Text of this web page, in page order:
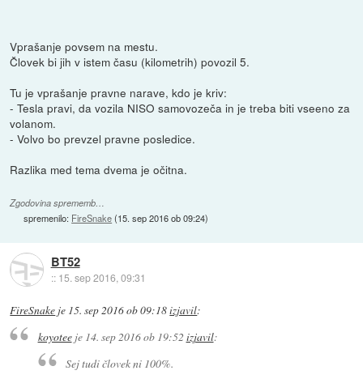
Vprašanje povsem na mestu.
Človek bi jih v istem času (kilometrih) povozil 5.
Tu je vprašanje pravne narave, kdo je kriv:
- Tesla pravi, da vozila NISO samovozeča in je treba biti vseeno za
volanom.
- Volvo bo prevzel pravne posledice.
Razlika med tema dvema je očitna.
Zgodovina sprememb…
spremenilo: FireSnake(15. sep 2016 ob 09:24)
BT52
:: 15. sep 2016, 09:31
FireSnake je 15. sep 2016 ob 09:18izjavil:
koyoteeje 14. sep 2016 ob 19:52 izjavil:
Sej tudi človek ni 100%.